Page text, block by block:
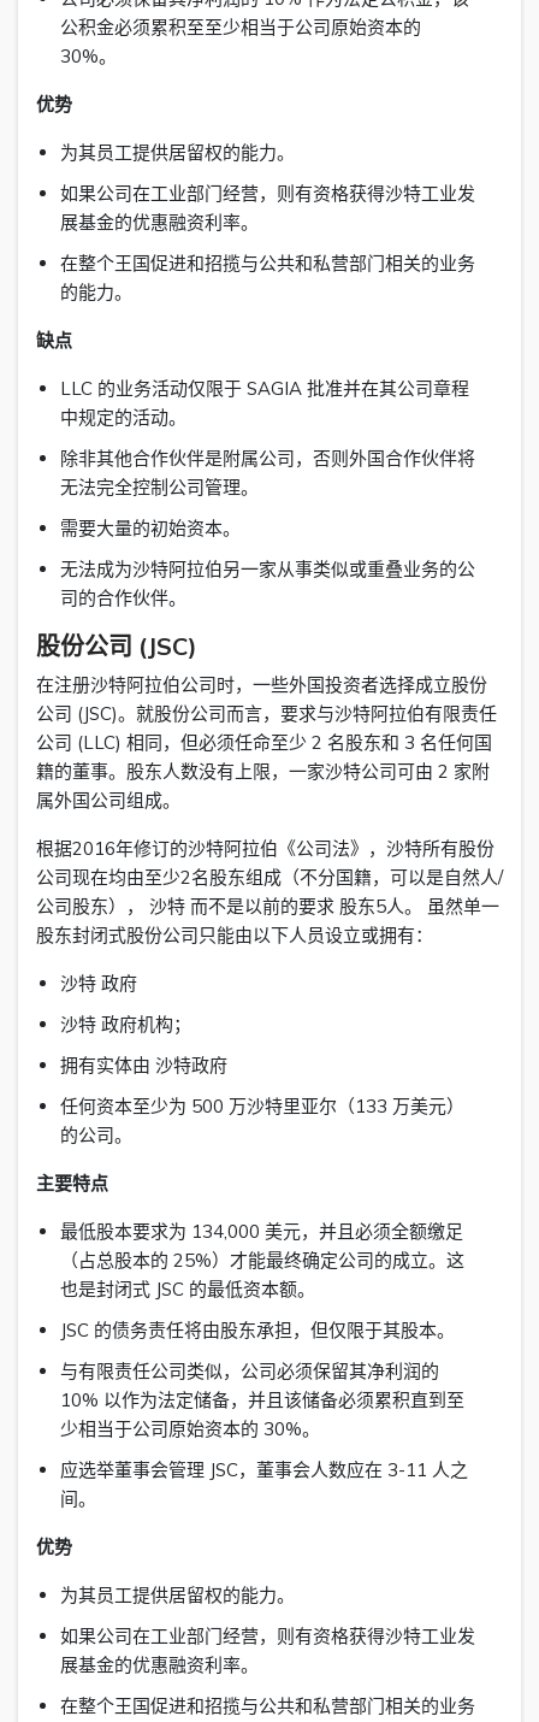
公积金必须累积至至少相当于公司原始资本的
30%。
优势
为其员工提供居留权的能力。
如果公司在工业部门经营，则有资格获得沙特工业发
展基金的优惠融资利率。
在整个王国促进和招揽与公共和私营部门相关的业务
的能力。
缺点
LLC 的业务活动仅限于 SAGIA 批准并在其公司章程
中规定的活动。
除非其他合作伙伴是附属公司，否则外国合作伙伴将
无法完全控制公司管理。
需要大量的初始资本。
无法成为沙特阿拉伯另一家从事类似或重叠业务的公
司的合作伙伴。
股份公司 (JSC)
在注册沙特阿拉伯公司时，一些外国投资者选择成立股份
公司 (JSC)。就股份公司而言，要求与沙特阿拉伯有限责任
公司 (LLC) 相同，但必须任命至少 2 名股东和 3 名任何国
籍的董事。股东人数没有上限，一家沙特公司可由 2 家附
属外国公司组成。
根据2016年修订的沙特阿拉伯《公司法》，沙特所有股份
公司现在均由至少2名股东组成（不分国籍，可以是自然人/
公司股东）， 沙特 而不是以前的要求 股东5人。 虽然单一
股东封闭式股份公司只能由以下人员设立或拥有：
沙特 政府
沙特 政府机构；
拥有实体由 沙特政府
任何资本至少为 500 万沙特里亚尔（133 万美元）
的公司。
主要特点
最低股本要求为 134,000 美元，并且必须全额缴足
（占总股本的 25%）才能最终确定公司的成立。这
也是封闭式 JSC 的最低资本额。
JSC 的债务责任将由股东承担，但仅限于其股本。
与有限责任公司类似，公司必须保留其净利润的
10% 以作为法定储备，并且该储备必须累积直到至
少相当于公司原始资本的 30%。
应选举董事会管理 JSC，董事会人数应在 3-11 人之
间。
优势
为其员工提供居留权的能力。
如果公司在工业部门经营，则有资格获得沙特工业发
展基金的优惠融资利率。
在整个王国促进和招揽与公共和私营部门相关的业务